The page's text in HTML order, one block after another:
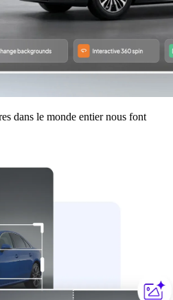
dans le monde entier nous font